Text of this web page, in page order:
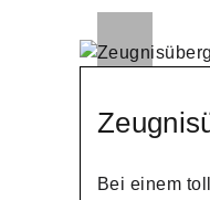
Bei einem